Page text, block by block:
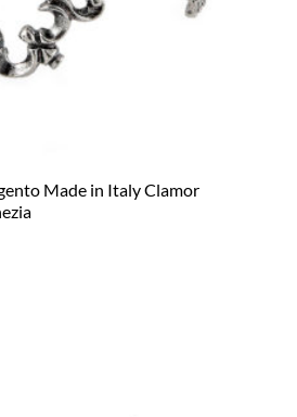
Made in Italy Clamor